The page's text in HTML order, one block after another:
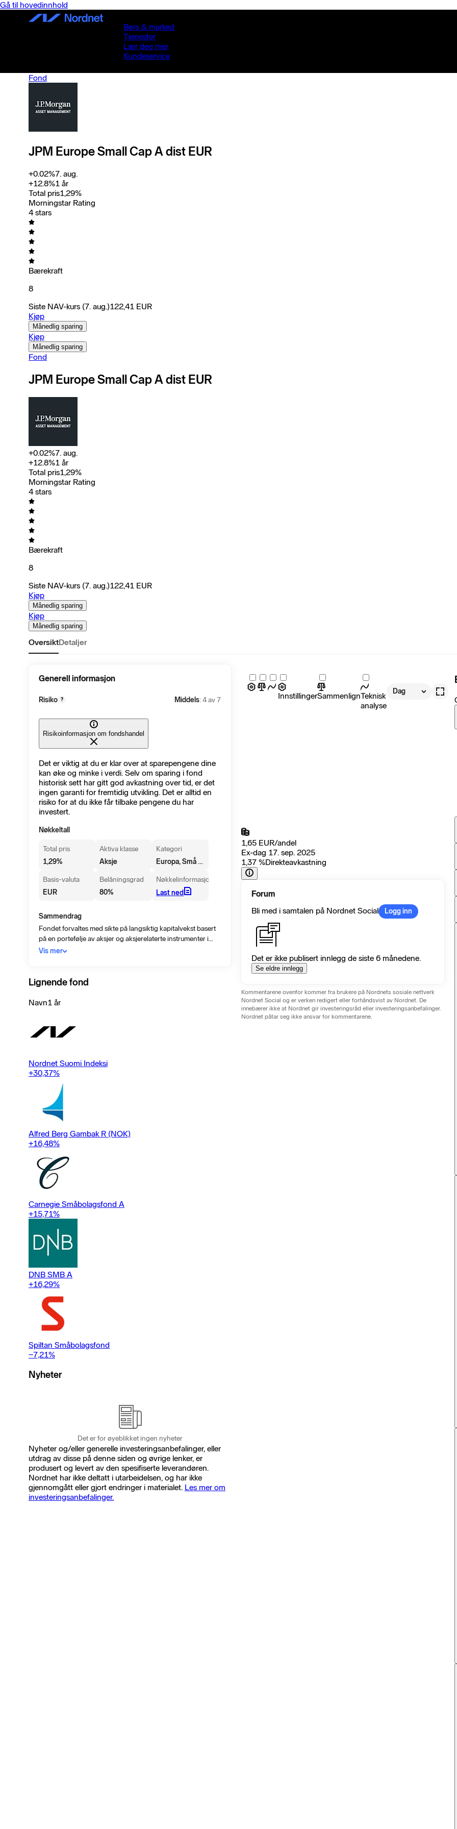
Gå til hovedinnhold
Børs & marked
Tjenester
Lær deg mer
Kundeservice
Fond
JPM Europe Small Cap A dist EUR
+0.02%7. aug.
+12.8%1 år
Total pris1,29%
Morningstar Rating
4 stars
Bærekraft
8
Siste NAV-kurs (7. aug.)122,41 EUR
Kjøp
Månedlig sparing
Kjøp
Månedlig sparing
Fond
JPM Europe Small Cap A dist EUR
+0.02%7. aug.
+12.8%1 år
Total pris1,29%
Morningstar Rating
4 stars
Bærekraft
8
Siste NAV-kurs (7. aug.)122,41 EUR
Kjøp
Månedlig sparing
Kjøp
Månedlig sparing
OversiktDetaljer
InnstillingerSammenlignTeknisk
analyse
Dag
Generell informasjon
Risiko ? Middels: 4 av 7
Risikoinformasjon om fondshandel
Det er viktig at du er klar over at sparepengene dine
kan øke og minke i verdi. Selv om sparing i fond
historisk sett har gitt god avkastning over tid, er det
ingen garanti for fremtidig utvikling. Det er alltid en
risiko for at du ikke får tilbake pengene du har
investert.
Nøkkeltall
Total pris
1,29%
Aktiva klasse
Aksje
Kategori
Europa, Små selskaper
Basis-valuta
EUR
Belåningsgrad
80%
Nøkkelinformasjon
Last ned
Sammendrag
Fondet forvaltes med sikte på langsiktig kapitalvekst basert
på en portefølje av aksjer og aksjerelaterte instrumenter i
mindre vest-europeiske selskaper. Fondet investerer
referanseindeks er HSBC Smaller Pan-European Index.
Vis mer
Lignende fond
Navn1 år
Nordnet Suomi Indeksi
+30,37%
Alfred Berg Gambak R (NOK)
+16,48%
Carnegie Småbolagsfond A
+15,71%
DNB SMB A
+16,29%
Spiltan Småbolagsfond
−7,21%
Nyheter
Det er for øyeblikket ingen nyheter
Nyheter og/eller generelle investeringsanbefalinger, eller
utdrag av disse på denne siden og øvrige lenker, er
produsert og levert av den spesifiserte leverandøren.
Nordnet har ikke deltatt i utarbeidelsen, og har ikke
gjennomgått eller gjort endringer i materialet. Les mer om
investeringsanbefalinger.
1,65 EUR/andel
Ex-dag 17. sep. 2025
1,37 %Direkteavkastning
Forum
Bli med i samtalen på Nordnet Social
Logg inn
Det er ikke publisert innlegg de siste 6 månedene.
Se eldre innlegg
Kommentarene ovenfor kommer fra brukere på Nordnets sosiale nettverk
Nordnet Social og er verken redigert eller forhåndsvist av Nordnet. De
innebærer ikke at Nordnet gir investeringsråd eller investeringsanbefalinger.
Nordnet påtar seg ikke ansvar for kommentarene.